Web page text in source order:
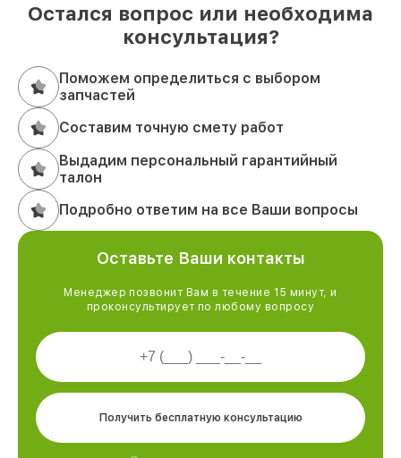
Остался вопрос или необходима
консультация?
Поможем определиться с выбором
запчастей
Составим точную смету работ
Выдадим персональный гарантийный
талон
Подробно ответим на все Ваши вопросы
Оставьте Ваши контакты
Менеджер позвонит Вам в течение 15 минут, и
проконсультирует по любому вопросу
Получить бесплатную консультацию